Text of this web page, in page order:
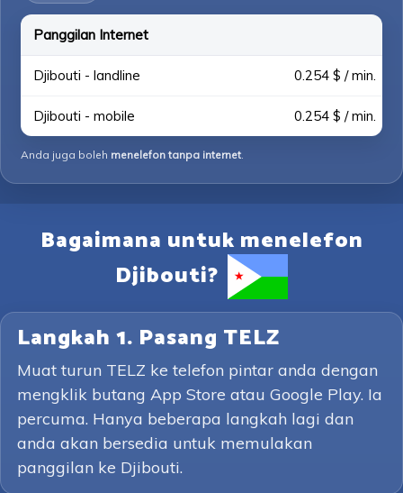
Panggilan Internet
Djibouti - landline 0.254 $ / min.
Djibouti - mobile 0.254 $ / min.
Anda juga boleh menelefon tanpa internet.
Bagaimana untuk menelefon
Djibouti?
Langkah 1. Pasang TELZ
Muat turun TELZ ke telefon pintar anda dengan
mengklik butang App Store atau Google Play. Ia
percuma. Hanya beberapa langkah lagi dan
anda akan bersedia untuk memulakan
panggilan ke Djibouti.